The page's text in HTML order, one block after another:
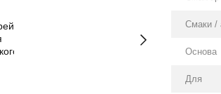
Смаки /
Оснoва
Для